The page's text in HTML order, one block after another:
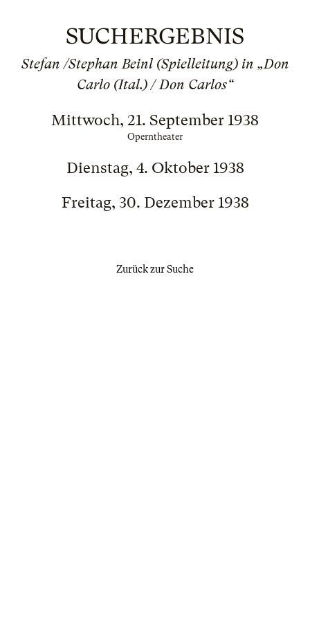
SUCHERGEBNIS
Stefan /Stephan Beinl (Spielleitung) in „Don
Carlo (Ital.) / Don Carlos“
Mittwoch, 21. September 1938
Operntheater
Dienstag, 4. Oktober 1938
Freitag, 30. Dezember 1938
Zurück zur Suche